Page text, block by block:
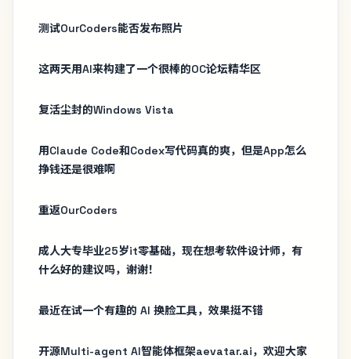
测试OurCoders能否发布照片
这两天用AI来构建了一个很棒的OC论坛精华区
复活尘封的Windows Vista
用Claude Code和Codex写代码真的爽，但是App怎么
挣钱还是很难啊
重返OurCoders
成人大专毕业25岁it零基础，现在想考软件设计师，有
什么好的建议吗，谢谢！
最近在试一个有趣的 AI 换脸工具，效果挺不错
开源Multi-agent AI智能体框架aevatar.ai，欢迎大家